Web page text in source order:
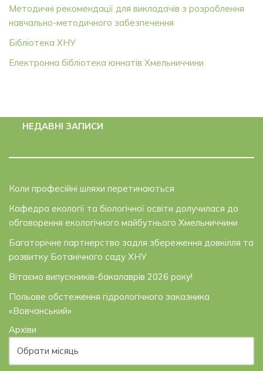
Методичні рекомендації для викладачів з розроблення
навчально-методичного забезпечення
Бібліотека ХНУ
Електронна бібліотека юннатів Хмельниччини
НЕДАВНІ ЗАПИСИ
Коли професійні шляхи перетинаються
Кафедра екології та біологічної освіти долучилася до
обговорення екологічного майбутнього Хмельниччини
Багаторічне партнерство задля збереження довкілля та
розвитку Ботанічного саду ХНУ
Вітаємо випускників-бакалаврів 2026 року!
Польове обстеження гідрологічного заказника
«Вовчанський»
Архіви